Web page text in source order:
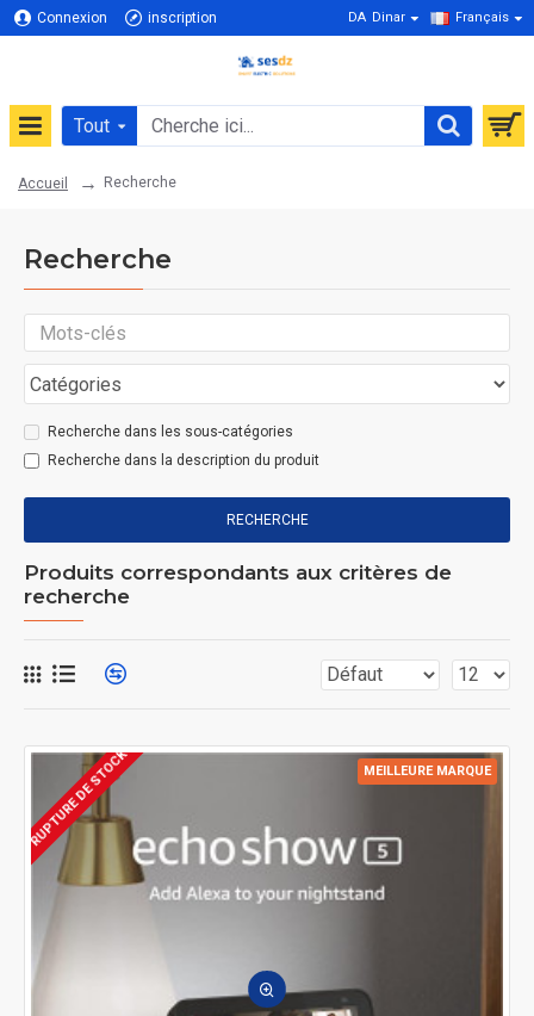
Connexion inscription DA Dinar Français
Tout
Accueil Recherche
Recherche
Recherche dans les sous-catégories
Recherche dans la description du produit
RECHERCHE
Produits correspondants aux critères de
recherche
MEILLEURE MARQUE
RUPTURE DE STOCK